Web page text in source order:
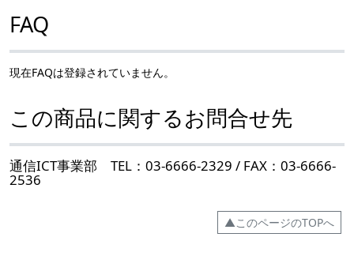
FAQ
現在FAQは登録されていません。
この商品に関するお問合せ先
通信ICT事業部 TEL：03-6666-2329 / FAX：03-6666-
2536
▲このページのTOPへ